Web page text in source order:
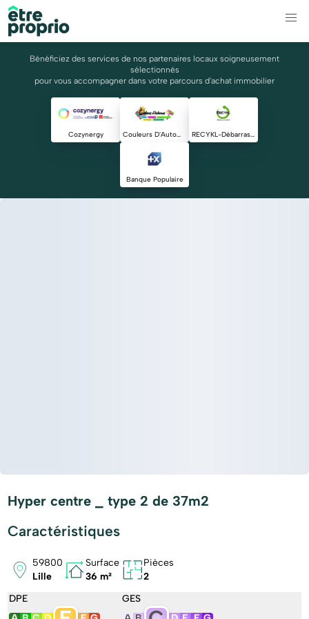
Bénéficiez des services de nos partenaires locaux soigneusement
sélectionnés
pour vous accompagner dans votre parcours d'achat immobilier
Cozynergy Couleurs D'Automne RECYKL-Débarras du Nord
Banque Populaire
Hyper centre _ type 2 de 37m2
Caractéristiques
59800
Lille
Surface
36 m²
Pièces
2
DPE
GES